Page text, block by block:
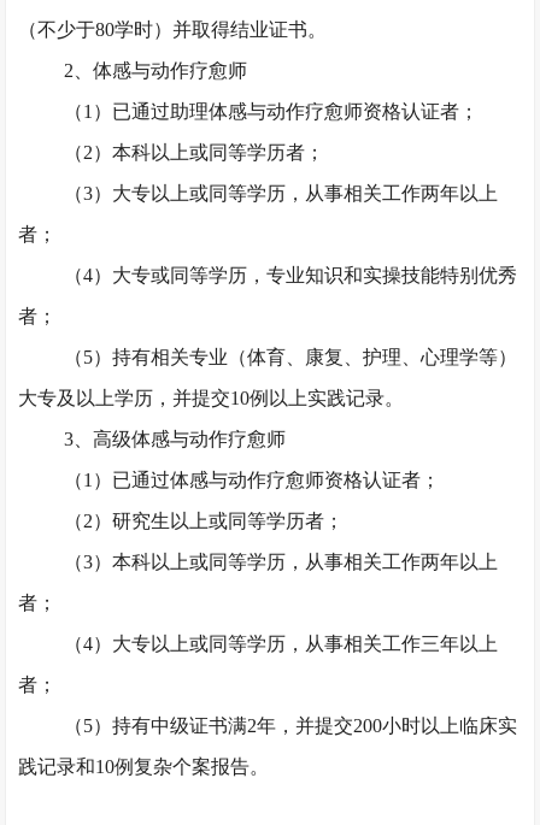
（不少于80学时）并取得结业证书。
2、体感与动作疗愈师
（1）已通过助理体感与动作疗愈师资格认证者；
（2）本科以上或同等学历者；
（3）大专以上或同等学历，从事相关工作两年以上
者；
（4）大专或同等学历，专业知识和实操技能特别优秀
者；
（5）持有相关专业（体育、康复、护理、心理学等）
大专及以上学历，并提交10例以上实践记录。
3、高级体感与动作疗愈师
（1）已通过体感与动作疗愈师资格认证者；
（2）研究生以上或同等学历者；
（3）本科以上或同等学历，从事相关工作两年以上
者；
（4）大专以上或同等学历，从事相关工作三年以上
者；
（5）持有中级证书满2年，并提交200小时以上临床实
践记录和10例复杂个案报告。